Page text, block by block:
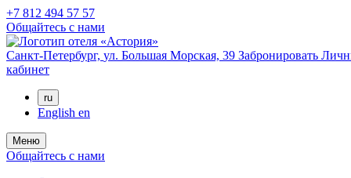
+7 812 494 57 57
Общайтесь с нами
Санкт-Петербург, ул. Большая Морская, 39 Забронировать
кабинет
ru
English en
Меню
Общайтесь с нами